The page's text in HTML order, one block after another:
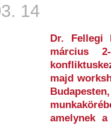
14
Dr. Fellegi
március
majd
amelynek